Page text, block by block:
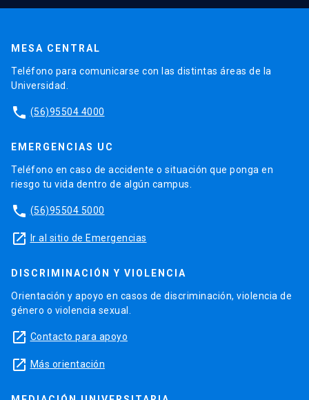
MESA CENTRAL
Teléfono para comunicarse con las distintas áreas de la
Universidad.
phone (56)95504 4000
EMERGENCIAS UC
Teléfono en caso de accidente o situación que ponga en
riesgo tu vida dentro de algún campus.
phone (56)95504 5000
launch Ir al sitio de Emergencias
DISCRIMINACIÓN Y VIOLENCIA
Orientación y apoyo en casos de discriminación, violencia de
género o violencia sexual.
launch Contacto para apoyo
launch Más orientación